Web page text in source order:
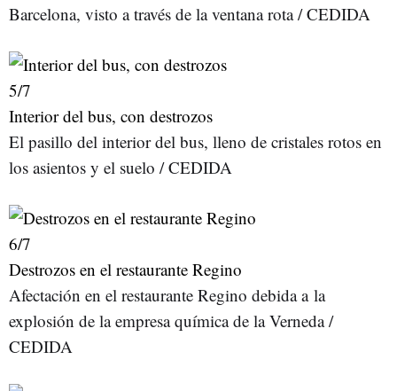
Barcelona, visto a través de la ventana rota / CEDIDA
5/7
Interior del bus, con destrozos
El pasillo del interior del bus, lleno de cristales rotos en
los asientos y el suelo / CEDIDA
6/7
Destrozos en el restaurante Regino
Afectación en el restaurante Regino debida a la
explosión de la empresa química de la Verneda /
CEDIDA